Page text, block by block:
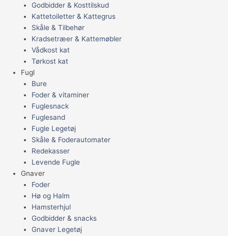
Godbidder & Kosttilskud
Kattetoiletter & Kattegrus
Skåle & Tilbehør
Kradsetræer & Kattemøbler
Vådkost kat
Tørkost kat
Fugl
Bure
Foder & vitaminer
Fuglesnack
Fuglesand
Fugle Legetøj
Skåle & Foderautomater
Redekasser
Levende Fugle
Gnaver
Foder
Hø og Halm
Hamsterhjul
Godbidder & snacks
Gnaver Legetøj